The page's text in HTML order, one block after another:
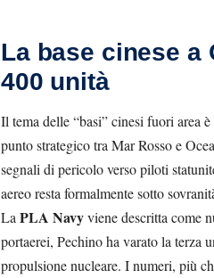
La base cinese a
400 unità
Il tema delle “basi” cinesi fuori area
punto strategico tra Mar Rosso e
segnali di pericolo verso piloti
aereo resta formalmente sotto
La PLA Navyviene descritta come
portaerei, Pechino ha varato la terza
propulsione nucleare. I numeri, più